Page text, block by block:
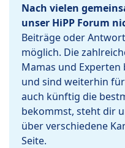
Nach vielen
unser HiPP Forum
Beiträge oder
möglich. Die
Mamas und
und sind weiterhin
auch künftig die
bekommst, steht dir
über verschiedene
Seite.